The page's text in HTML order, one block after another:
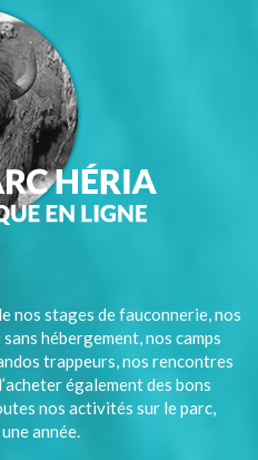
nos stages de fauconnerie, nos
hébergement, nos camps
trappeurs, nos rencontres
également des bons
nos activités sur le parc,
année.